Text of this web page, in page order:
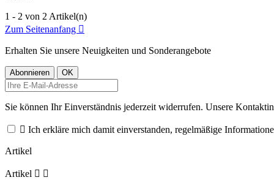
1 - 2 von 2 Artikel(n)
Zum Seitenanfang 
Erhalten Sie unsere Neuigkeiten und Sonderangebote
Sie können Ihr Einverständnis jederzeit widerrufen. Unsere
 Ich erkläre mich damit einverstanden, regelmäßige
Artikel
Artikel  